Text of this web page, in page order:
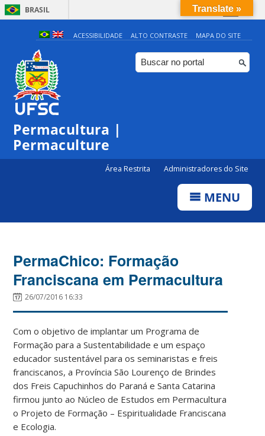
BRASIL
Simplifique!
Comunica BR
Participe
ACESSIBILIDADE ALTO CONTRASTE MAPA DO SITE
Permacultura |
Permaculture
Área Restrita Administradores do Site
MENU
PermaChico: Formação
Franciscana em Permacultura
26/07/2016 16:33
Com o objetivo de implantar um Programa de
Formação para a Sustentabilidade e um espaço
educador sustentável para os seminaristas e freis
franciscanos, a Província São Lourenço de Brindes
dos Freis Capuchinhos do Paraná e Santa Catarina
firmou junto ao Núcleo de Estudos em Permacultura
o Projeto de Formação – Espiritualidade Franciscana
e Ecologia.
Translate »